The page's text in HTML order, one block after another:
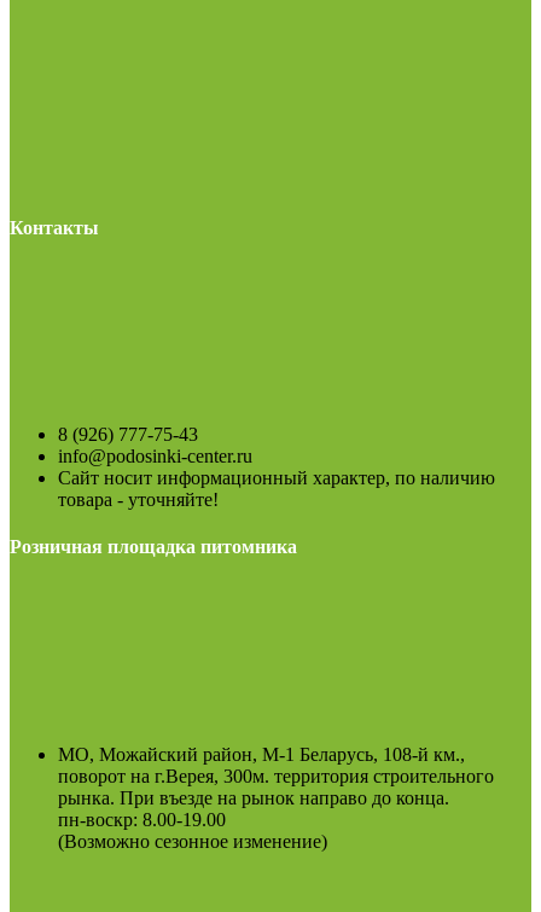
Контакты
8 (926) 777-75-43
info@podosinki-center.ru
Сайт носит информационный характер, по наличию
товара - уточняйте!
Розничная площадка питомника
МО, Можайский район, М-1 Беларусь, 108-й км.,
поворот на г.Верея, 300м. территория строительного
рынка. При въезде на рынок направо до конца.
пн-воскр: 8.00-19.00
(Возможно сезонное изменение)